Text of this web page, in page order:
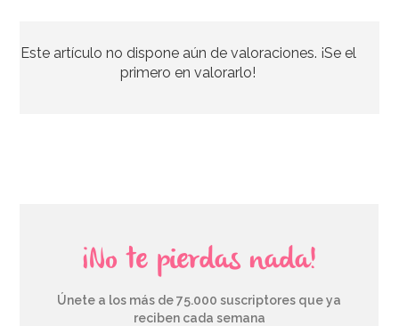
7,50€
Este artículo no dispone aún de valoraciones. ¡Se el
primero en valorarlo!
¡No te pierdas nada!
Únete a los más de 75.000 suscriptores que ya
reciben cada semana